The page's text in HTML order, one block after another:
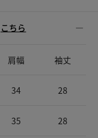
こちら
肩幅 袖丈
34 28
35 28